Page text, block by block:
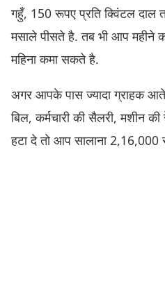
गहुँ, 150 रूपए प्रति क्विंटल दाल
मसाले पीसते है. तब भी आप
महिना कमा सकते है.
अगर आपके पास ज्यादा ग्राहक
बिल, कर्मचारी की सैलरी, मशीन
हटा दे तो आप सालाना